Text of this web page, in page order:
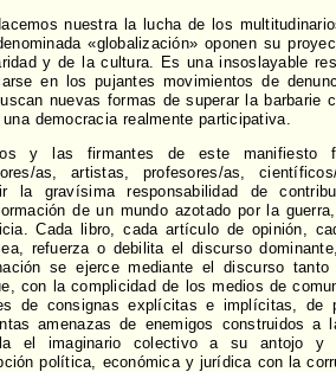
nuestra la lucha de los
«globalización» oponen su
y de la cultura. Es una insoslayable
en los pujantes movimientos de
nuevas formas de superar la barbarie
una democracia realmente participativa.
y las firmantes de este manifiesto
as, artistas, profesores/as,
la gravísima responsabilidad de
de un mundo azotado por la
Cada libro, cada artículo de opinión,
refuerza o debilita el discurso
se ejerce mediante el discurso
con la complicidad de los medios de
de consignas explícitas e implícitas, de
amenazas de enemigos construidos a
el imaginario colectivo a su antojo y
política, económica y jurídica con la